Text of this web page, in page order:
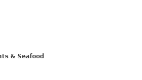
& Seafood